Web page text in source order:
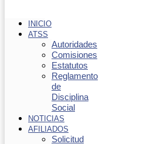
INICIO
ATSS
Autoridades
Comisiones
Estatutos
Reglamento
de
Disciplina
Social
NOTICIAS
AFILIADOS
Solicitud